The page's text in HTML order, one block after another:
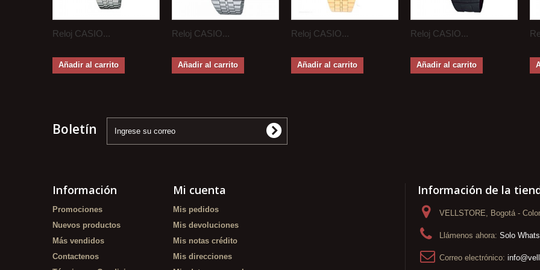
Reloj CASIO...
Añadir al carrito
Reloj CASIO...
Añadir al carrito
Reloj CASIO...
Añadir al carrito
Reloj CASIO...
Añadir al carrito
Boletín
Información
Promociones
Nuevos productos
Más vendidos
Contactenos
Mi cuenta
Mis pedidos
Mis devoluciones
Mis notas crédito
Mis direcciones
Información de la
VELLSTORE, Bogotá -
Llámenos ahora: Solo
Correo electrónico: